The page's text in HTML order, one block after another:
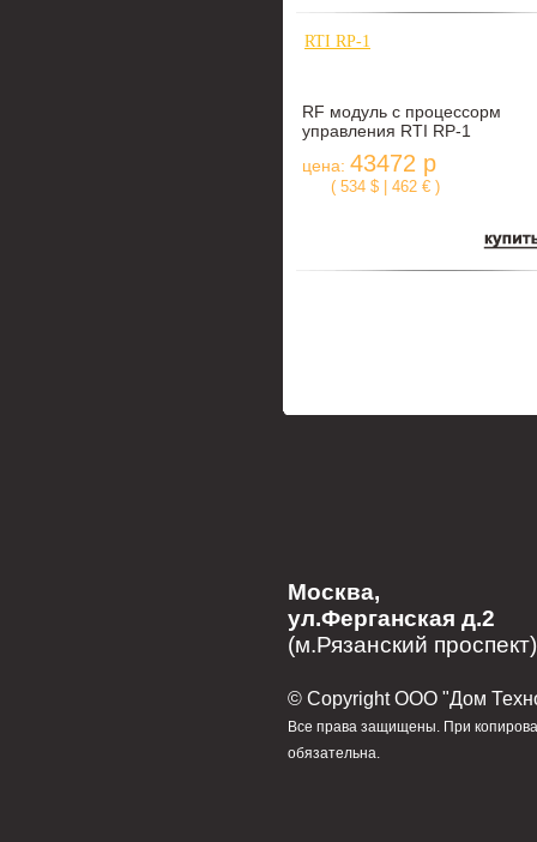
RTI RP-1
RF модуль с процессорм
управления RTI RP-1
цена: 43472 р
( 534 $ | 462 € )
Москва,
ул.Ферганская д.2
(м.Рязанский проспект)
© Сopyright ООО "Дом
Все права защищены. При
обязательна.